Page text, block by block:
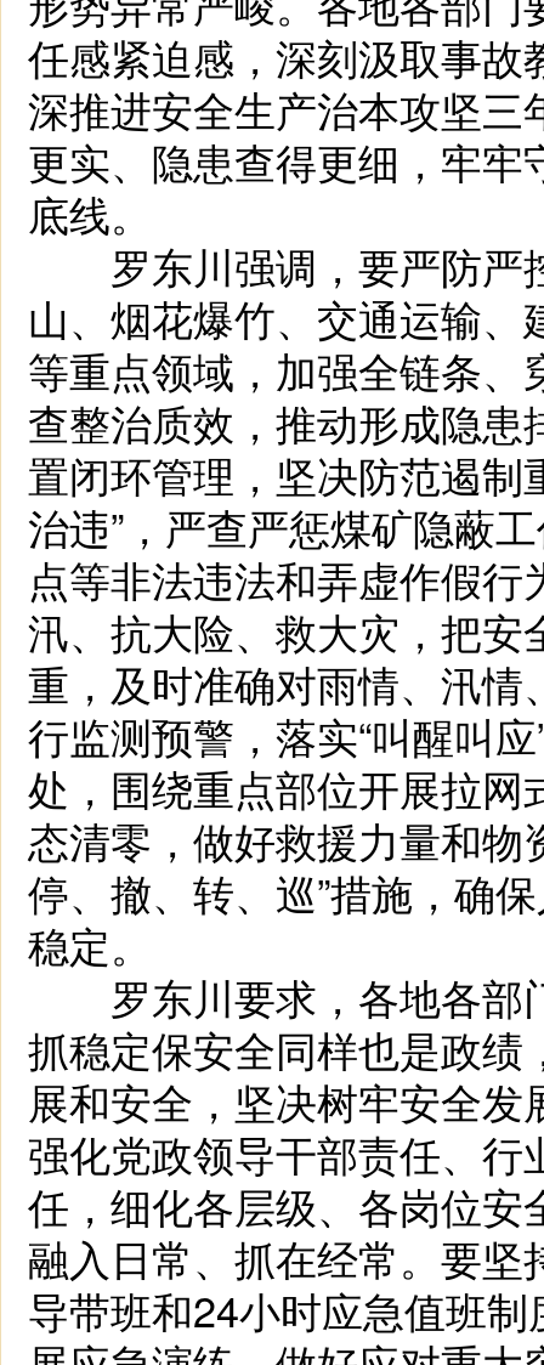
任感紧迫感，深刻汲取事
深推进安全生产治本攻坚
更实、隐患查得更细，牢
底线。
罗东川强调，要严防严
山、烟花爆竹、交通运输
等重点领域，加强全链条
查整治质效，推动形成隐
置闭环管理，坚决防范遏制
治违”，严查严惩煤矿隐蔽
点等非法违法和弄虚作假
汛、抗大险、救大灾，把
重，及时准确对雨情、汛
行监测预警，落实“叫醒叫
处，围绕重点部位开展拉
态清零，做好救援力量和物
停、撤、转、巡”措施，确
稳定。
罗东川要求，各地各部
抓稳定保安全同样也是政
展和安全，坚决树牢安全
强化党政领导干部责任、
任，细化各层级、各岗位
融入日常、抓在经常。要
导带班和24小时应急值班